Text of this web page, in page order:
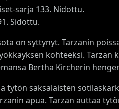
sarja 133. Nidottu.
Sidottu.
on syttynyt. Tarzanin
kohteeksi. Tarzan
Bertha Kircherin
tytön saksalaisten
apua. Tarzan auttaa